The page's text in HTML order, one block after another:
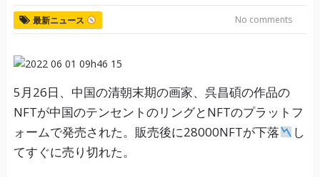
最新ニュース No comments
5月26日、中国の清朝末期の画家、呉昌碩の作品の
NFTが中国のテンセントのリングとNFTのプラットフ
ォームで発売された。販売後に28000NFTが下落
し
てすぐに売り切れた。